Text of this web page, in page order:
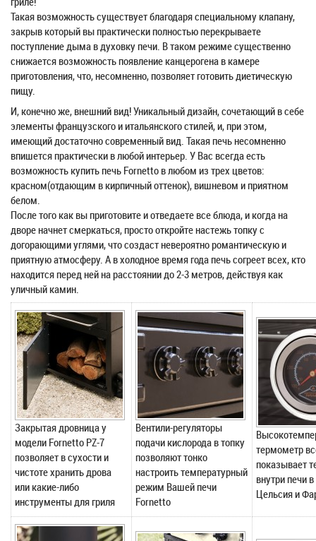
Такая возможность существует благодаря специальному клапану,
закрыв который вы практически полностью перекрываете
поступление дыма в духовку печи. В таком режиме существенно
снижается возможность появление канцерогена в камере
приготовления, что, несомненно, позволяет готовить диетическую
пищу.
И, конечно же, внешний вид! Уникальный дизайн, сочетающий в себе
элементы французского и итальянского стилей, и, при этом,
имеющий достаточно современный вид. Такая печь несомненно
впишется практически в любой интерьер. У Вас всегда есть
возможность купить печь Fornetto в любом из трех цветов:
красном(отдающим в кирпичный оттенок), вишневом и приятном
белом.
После того как вы приготовите и отведаете все блюда, и когда на
дворе начнет смеркаться, просто откройте настежь топку с
догорающими углями, что создаст невероятно романтическую и
приятную атмосферу. А в холодное время года печь согреет всех, кто
находится перед ней на расстоянии до 2-3 метров, действуя как
уличный камин.
Закрытая дровница у
модели Fornetto PZ-7
позволяет в сухости и
чистоте хранить дрова
или какие-либо
инструменты для гриля
Вентили-регуляторы
подачи кислорода в топку
позволяют тонко
настроить температурный
режим Вашей печи
Fornetto
термометр
показывает
внутри печи
Цельсия и